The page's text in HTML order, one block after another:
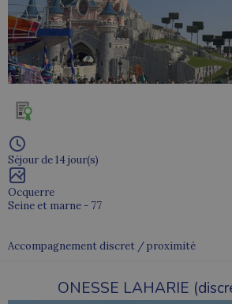
Séjour de 14 jour(s)
Ocquerre
Seine et marne - 77
Accompagnement discret / proximité
ONESSE LAHARIE